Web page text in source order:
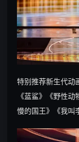
特别推荐新生代动
《蓝鲨》《野性
慢的国王》《我叫